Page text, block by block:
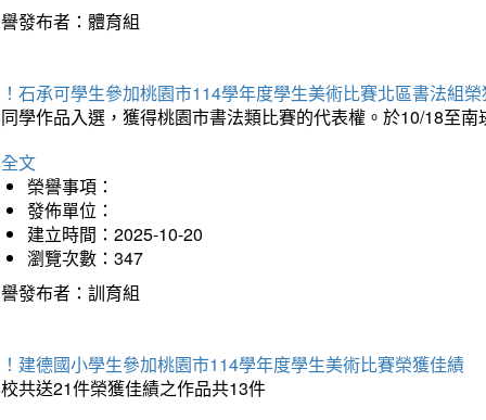
發布者：體育組
石承可學生參加桃園市114學年度學生美術比賽北區書法組
學作品入選，獲得桃園市書法類比賽的代表權。於10/18至
文
榮譽事項：
發佈單位：
建立時間：2025-10-20
瀏覽次數：347
發布者：訓育組
建德國小學生參加桃園市114學年度學生美術比賽榮獲佳績
共送21件榮獲佳績之作品共13件